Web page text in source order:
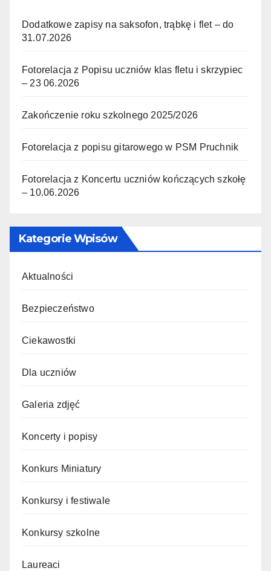
Dodatkowe zapisy na saksofon, trąbkę i flet – do
31.07.2026
Fotorelacja z Popisu uczniów klas fletu i skrzypiec
– 23 06.2026
Zakończenie roku szkolnego 2025/2026
Fotorelacja z popisu gitarowego w PSM Pruchnik
Fotorelacja z Koncertu uczniów kończących szkołę
– 10.06.2026
Kategorie Wpisów
Aktualności
Bezpieczeństwo
Ciekawostki
Dla uczniów
Galeria zdjęć
Koncerty i popisy
Konkurs Miniatury
Konkursy i festiwale
Konkursy szkolne
Laureaci